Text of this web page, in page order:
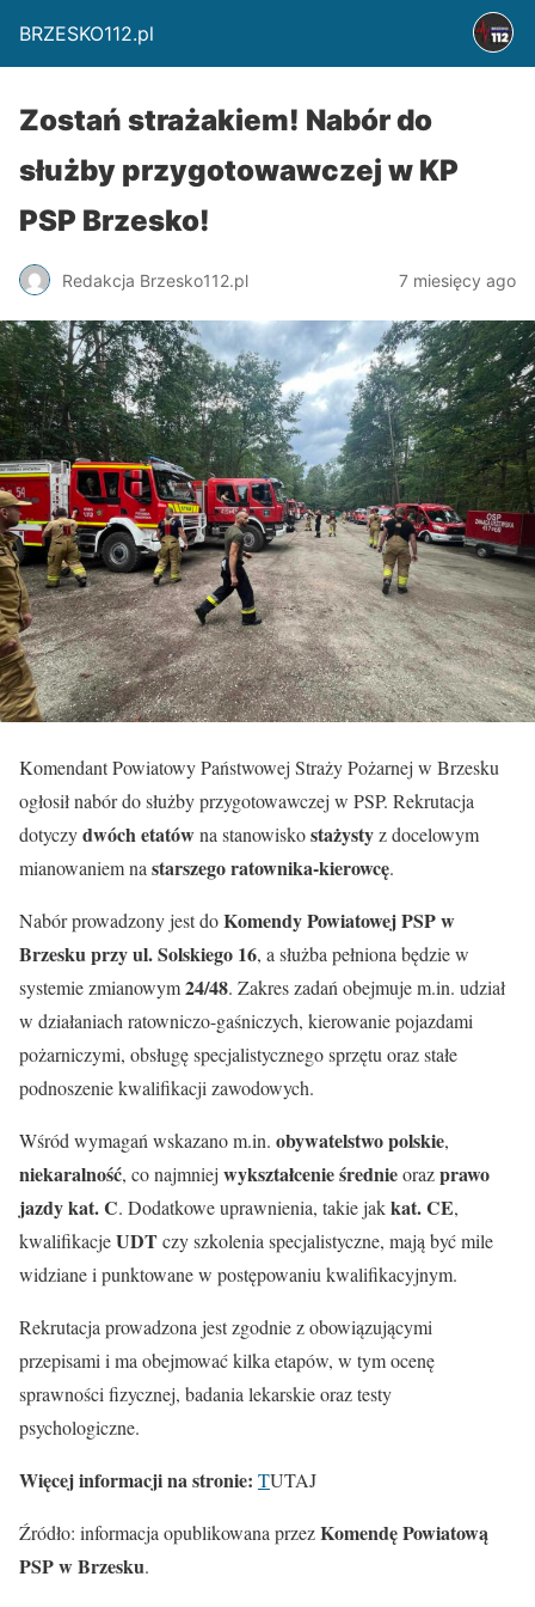
BRZESKO112.pl
Zostań strażakiem! Nabór do
służby przygotowawczej w KP
PSP Brzesko!
Redakcja Brzesko112.pl 7 miesięcy ago
Komendant Powiatowy Państwowej Straży Pożarnej w Brzesku
ogłosił nabór do służby przygotowawczej w PSP. Rekrutacja
dotyczydwóch etatówna stanowiskostażystyz docelowym
mianowaniem na starszego ratownika-kierowcę.
Nabór prowadzony jest doKomendy Powiatowej PSP w
Brzesku przy ul. Solskiego 16, a służba pełniona będzie w
systemie zmianowym24/48. Zakres zadań obejmuje m.in. udział
w działaniach ratowniczo-gaśniczych, kierowanie pojazdami
pożarniczymi, obsługę specjalistycznego sprzętu oraz stałe
podnoszenie kwalifikacji zawodowych.
Wśród wymagań wskazano m.in. obywatelstwo polskie,
niekaralność, co najmniej wykształcenie średnieorazprawo
jazdy kat. C. Dodatkowe uprawnienia, takie jakkat. CE,
kwalifikacjeUDTczy szkolenia specjalistyczne, mają być mile
widziane i punktowane w postępowaniu kwalifikacyjnym.
Rekrutacja prowadzona jest zgodnie z obowiązującymi
przepisami i ma obejmować kilka etapów, w tym ocenę
sprawności fizycznej, badania lekarskie oraz testy
psychologiczne.
Więcej informacji na stronie: TUTAJ
Źródło: informacja opublikowana przezKomendę Powiatową
PSP w Brzesku.